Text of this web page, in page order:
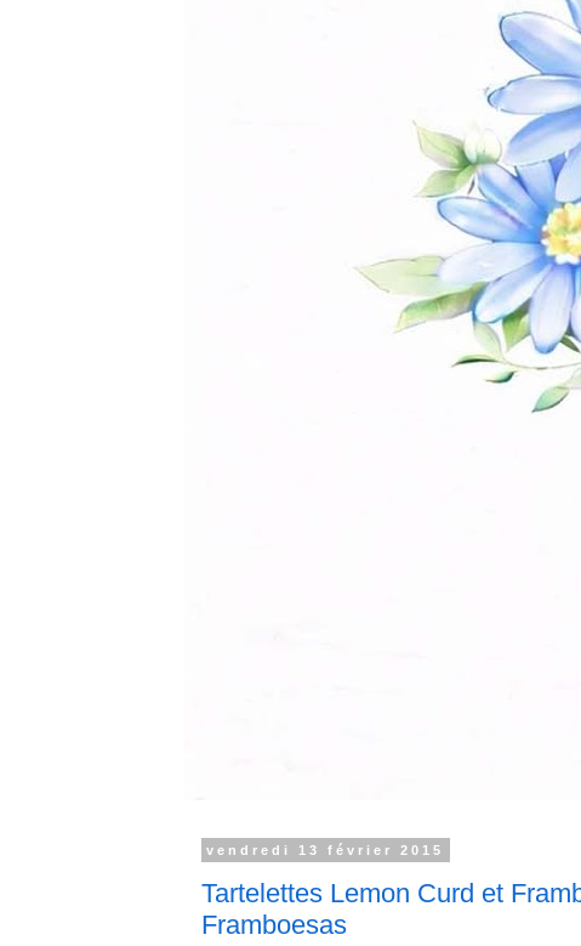
vendredi 13 février 2015
Tartelettes Lemon Curd et
Framboesas